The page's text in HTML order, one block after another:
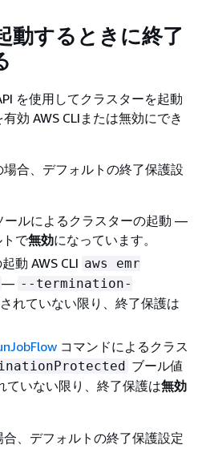
動するときに終了
を使用してクラスターを起動
効 AWS CLIまたは無効にでき
合、デフォルトの終了保護設
ールによるクラスターの起動 —
で無効になっています。
動 AWS CLI aws emr
— --termination-
れていない限り、終了保護は
コマンドによるクラス
ブール値
ていない限り、終了保護は無効
、デフォルトの終了保護設定